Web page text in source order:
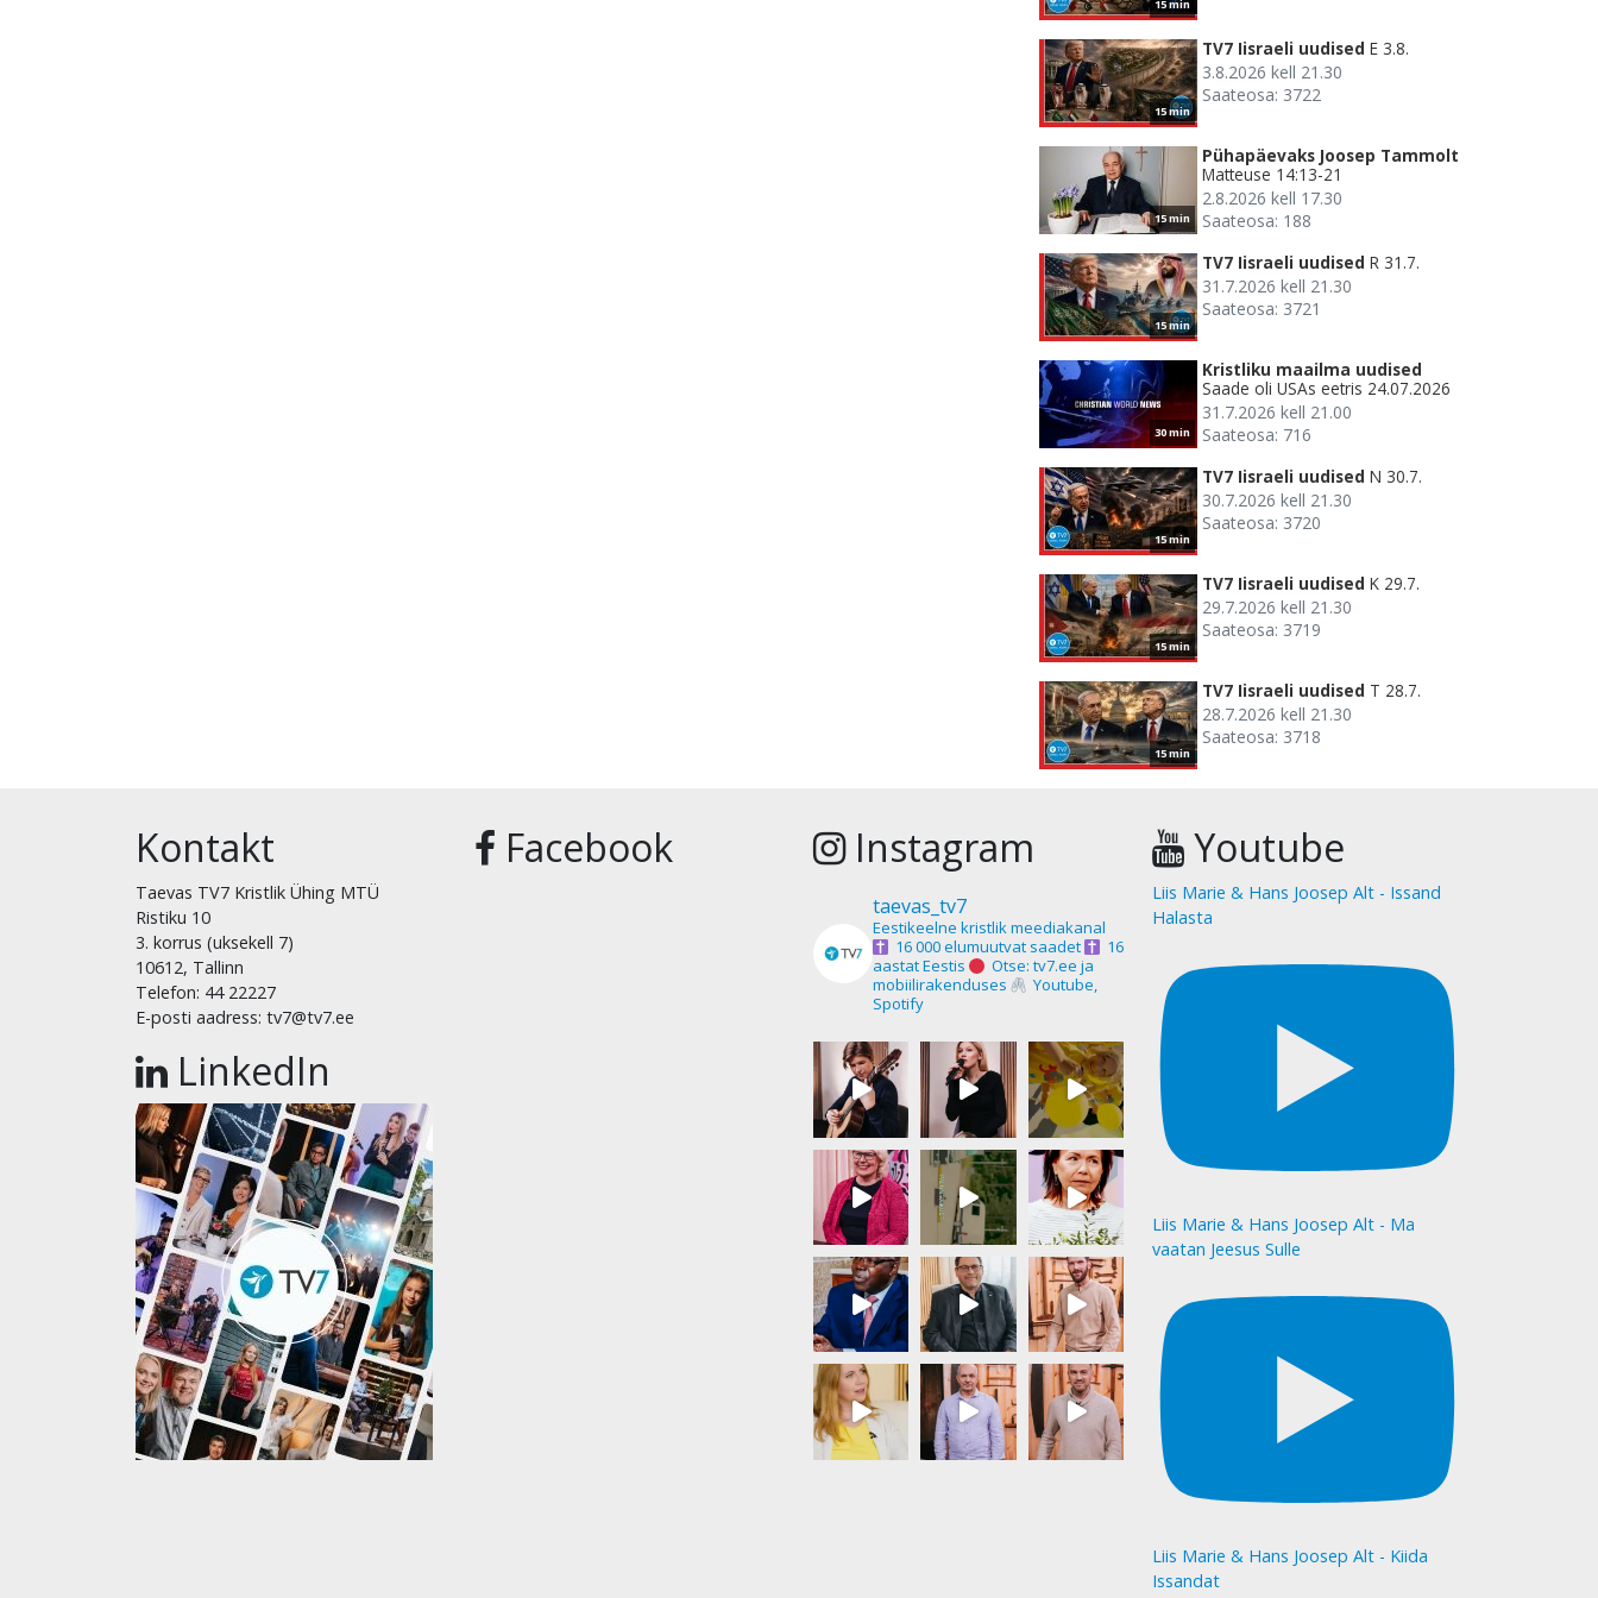
15 min
15 min
TV7 Iisraeli uudised E 3.8.
3.8.2026 kell 21.30
Saateosa: 3722
15 min
Pühapäevaks Joosep Tammolt
Matteuse 14:13-21
2.8.2026 kell 17.30
Saateosa: 188
15 min
TV7 Iisraeli uudised R 31.7.
31.7.2026 kell 21.30
Saateosa: 3721
30 min
Kristliku maailma uudised
Saade oli USAs eetris 24.07.2026
31.7.2026 kell 21.00
Saateosa: 716
15 min
TV7 Iisraeli uudised N 30.7.
30.7.2026 kell 21.30
Saateosa: 3720
15 min
TV7 Iisraeli uudised K 29.7.
29.7.2026 kell 21.30
Saateosa: 3719
15 min
TV7 Iisraeli uudised T 28.7.
28.7.2026 kell 21.30
Saateosa: 3718
Kontakt
Taevas TV7 Kristlik Ühing MTÜ
Ristiku 10
3. korrus (uksekell 7)
10612, Tallinn
Telefon: 44 22227
E-posti aadress: tv7@tv7.ee
LinkedIn
Facebook Instagram
taevas_tv7
Eestikeelne kristlik meediakanal
16 000 elumuutvat saadet
16
aastat Eestis
Otse: tv7.ee ja
mobiilirakenduses
Youtube,
Spotify
Youtube
Liis Marie & Hans Joosep Alt - Issand
Halasta
Liis Marie & Hans Joosep Alt - Ma
vaatan Jeesus Sulle
Liis Marie & Hans Joosep Alt - Kiida
Issandat